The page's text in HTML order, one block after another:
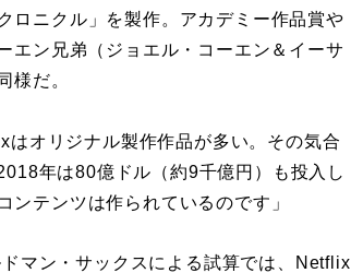
ロニクル」を製作。アカデミー作品賞や
エン兄弟（ジョエル・コーエン＆イーサ
様だ。
はオリジナル製作作品が多い。その気合
年は80億ドル（約9千億円）も投入し
テンツは作られているのです」
マン・サックスによる試算では、Netflix